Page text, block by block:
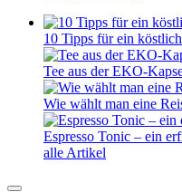
10 Tipps für ein
Tee aus der EKO-
Wie wählt man eine
Espresso Tonic – ein
alle Artikel